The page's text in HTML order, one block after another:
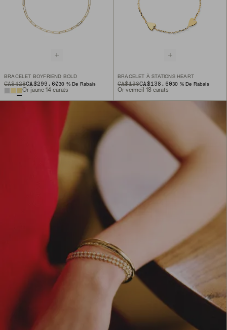
BRACELET BOYFRIEND BOLD
ORIGINAL PRICE
CA$428
SALE PRICECA$299.6030 % De Rabais
Or jaune 14 carats
BRACELET À STATIONS HEART
ORIGINAL PRICE
CA$198
SALE PRICECA$138.6030 % De Rabais
Or vermeil 18 carats